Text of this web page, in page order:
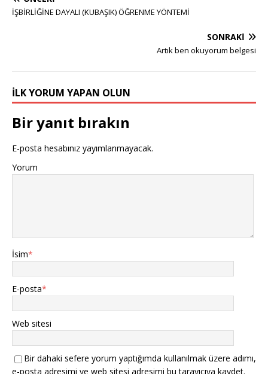
İŞBİRLİĞİNE DAYALI (KUBAŞIK) ÖĞRENME YÖNTEMİ
SONRAKI
Artık ben okuyorum belgesi
İLK YORUM YAPAN OLUN
Bir yanıt bırakın
E-posta hesabınız yayımlanmayacak.
Yorum
İsim*
E-posta*
Web sitesi
Bir dahaki sefere yorum yaptığımda kullanılmak üzere adımı,
e-posta adresimi ve web sitesi adresimi bu tarayıcıya kaydet.